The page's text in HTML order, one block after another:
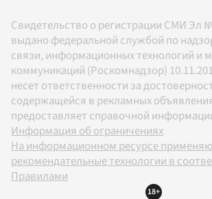
Свидетельство о регистрации СМИ Эл
выдано федеральной службой по
связи, информационных технологий и
коммуникаций (Роскомнадзор)
несет ответственности за
содержащейся в рекламных
предоставляет справочной
Информация об ограничениях
На информационном ресурсе
рекомендательные технологии в
Правилами
18+